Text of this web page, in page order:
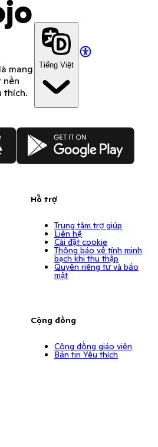
mang
nền
thích.
Tiếng Việt
Google Play
Hỗ trợ
Trung tâm trợ giúp
Liên hệ
Cài đặt cookie
Thông báo về tính minh
bạch khi thu thập
Quyền riêng tư và bảo
mật
Cộng đồng
Cộng đồng giáo viên
Bản tin Yêu thích